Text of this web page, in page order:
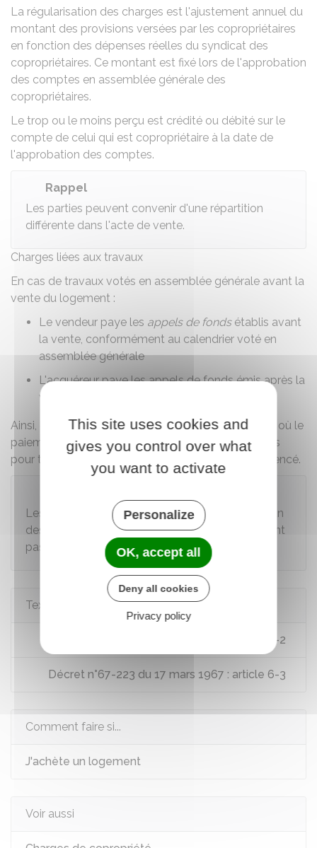
La régularisation des charges est l'ajustement annuel du
montant des provisions versées par les copropriétaires
en fonction des dépenses réelles du syndicat des
copropriétaires. Ce montant est fixé lors de l'approbation
des comptes en assemblée générale des
copropriétaires.
Le trop ou le moins perçu est crédité ou débité sur le
compte de celui qui est copropriétaire à la date de
l'approbation des comptes.
Rappel
Les parties peuvent convenir d'une répartition
différente dans l'acte de vente.
Charges liées aux travaux
En cas de travaux votés en assemblée générale avant la
vente du logement :
Le vendeur paye les appels de fondsétablis avant
la vente, conformément au calendrier voté en
assemblée générale
L'acquéreur paye les appels de fonds émis après la
vente.
Ainsi, c'est la personne qui est propriétaire à la date où le
paiement est exigé qui devra régler l'appel de fonds
pour travaux, même si les travaux n'ont pas commencé.
Les sommes versées obligatoirement par chacun
des copropriétaires au titre dufonds travaux
n'ont
pas à être remboursées au vendeur.
Textes de référence
Décret n°67-223 du 17 mars 1967 : article 6-2
Décret n°67-223 du 17 mars 1967 : article 6-3
Comment faire si...
J'achète un logement
Voir aussi
This site uses cookies and
gives you control over what
you want to activate
Personalize
OK, accept all
Deny all cookies
Privacy policy